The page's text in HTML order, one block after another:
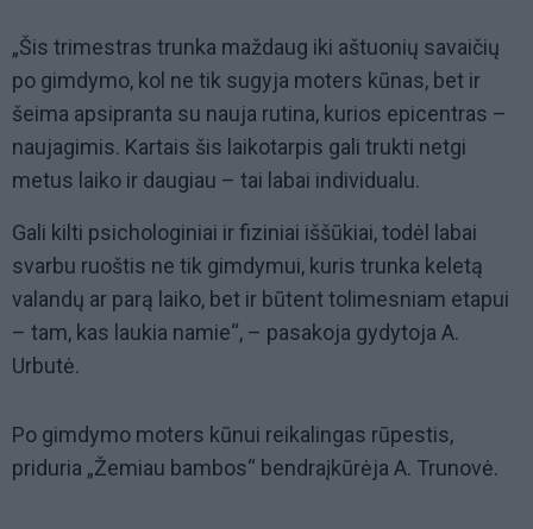
„Šis trimestras trunka maždaug iki aštuonių savaičių
po gimdymo, kol ne tik sugyja moters kūnas, bet ir
šeima apsipranta su nauja rutina, kurios epicentras –
naujagimis. Kartais šis laikotarpis gali trukti netgi
metus laiko ir daugiau – tai labai individualu.
Gali kilti psichologiniai ir fiziniai iššūkiai, todėl labai
svarbu ruoštis ne tik gimdymui, kuris trunka keletą
valandų ar parą laiko, bet ir būtent tolimesniam etapui
– tam, kas laukia namie“, – pasakoja gydytoja A.
Urbutė.
Po gimdymo moters kūnui reikalingas rūpestis,
priduria „Žemiau bambos“ bendraįkūrėja A. Trunovė.